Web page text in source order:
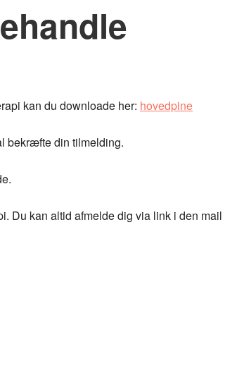
kan du downloade her: hovedpine
bekræfte din tilmelding.
Du kan altid afmelde dig via link i den mail